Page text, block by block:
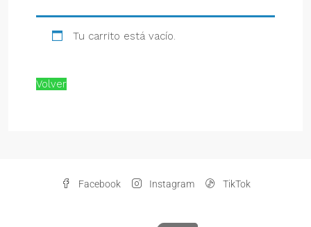
Tu carrito está vacío.
Volver
Facebook Instagram TikTok